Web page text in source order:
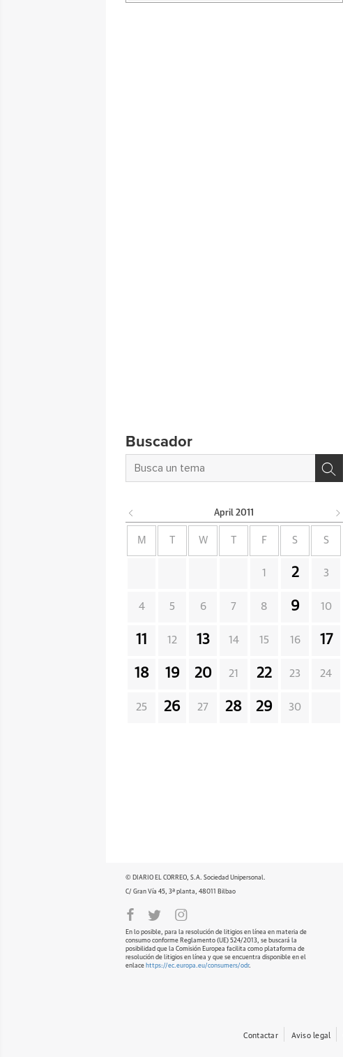
Buscador
April 2011
M W F S S
1 2 3
4 5 6 7 8 9 10
11 12 13 14 15 16 17
18 19 20 21 22 23 24
25 26 27 28 29 30
© DIARIO EL CORREO, S.A. Sociedad Unipersonal.
C/ Gran Vía 45, 3ª planta, 48011 Bilbao
En lo posible, para la resolución de litigios en línea en materia de
consumo conforme Reglamento (UE) 524/2013, se buscará la
posibilidad que la Comisión Europea facilita como plataforma de
resolución de litigios en línea y que se encuentra disponible en el
enlace https://ec.europa.eu/consumers/odr.
Contactar Aviso legal